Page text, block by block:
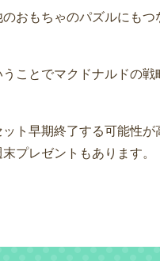
おもちゃのパズルにもつ
ことでマクドナルドの戦
ト早期終了する可能性が
プレゼントもあります。